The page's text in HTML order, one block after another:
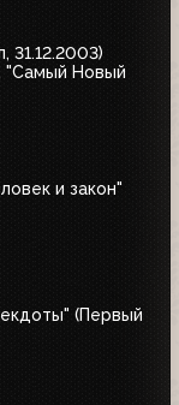
31.12.2003)
"Самый Новый
и закон"
(Первый